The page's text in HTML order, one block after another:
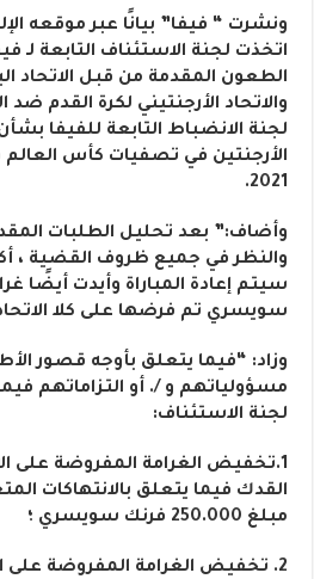
ونشرت “ فيفا” بيانًا عبر موقعه
اتخذت لجنة الاستئناف التابعة لـ
الطعون المقدمة من قبل الاتحاد
والاتحاد الأرجنتيني لكرة القدم ضد
لجنة الانضباط التابعة للفيفا
2021.
وأضاف:” بعد تحليل الطلبات
والنظر في جميع ظروف القضية ،
سويسري تم فرضها على كلا
وزاد: “فيما يتعلق بأوجه قصور
مسؤولياتهم و /. أو التزاماتهم
لجنة الاستئناف:
1.تخفيض الغرامة المفروضة على
القدك فيما يتعلق بالانتهاكات
مبلغ 250.000 فرنك سويسري ؛
2. تخفيض الغرامة المفروضة على